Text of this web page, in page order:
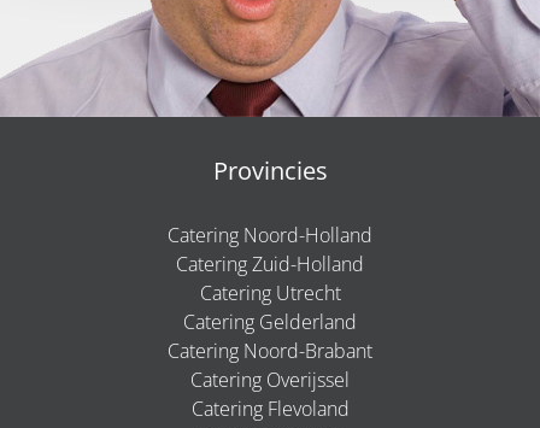
Provincies
Catering Noord-Holland
Catering Zuid-Holland
Catering Utrecht
Catering Gelderland
Catering Noord-Brabant
Catering Overijssel
Catering Flevoland